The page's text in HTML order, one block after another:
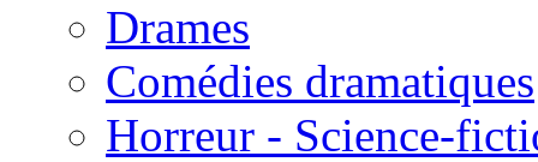
Drames
Comédies dramatiques
Horreur - Science-